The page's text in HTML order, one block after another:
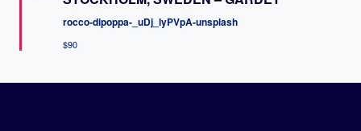
rocco-dipoppa-_uDj_lyPVpA-unsplash
$90